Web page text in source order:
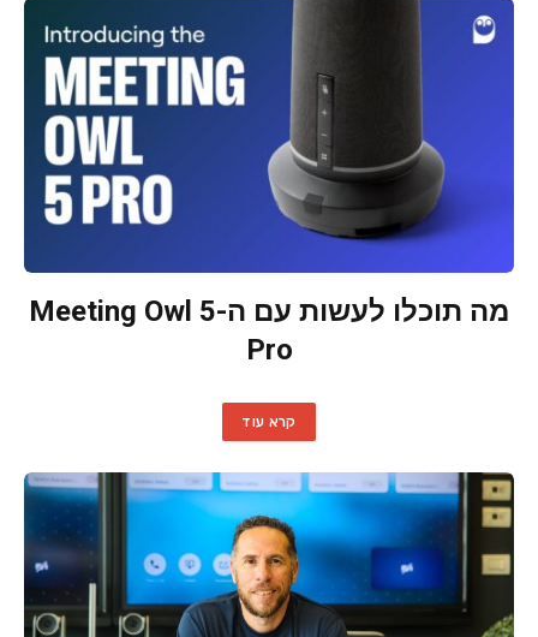
מה תוכלו לעשות עם ה-Meeting Owl 5
Pro
קרא עוד